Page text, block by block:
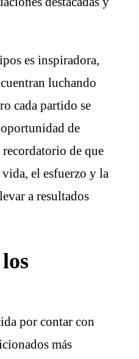
es inspiradora,
luchando
cada partido se
de
de que
el esfuerzo y la
a resultados
por contar con
más